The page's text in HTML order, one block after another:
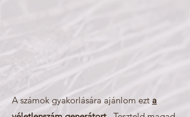
A számok gyakorlására ajánlom ezt a